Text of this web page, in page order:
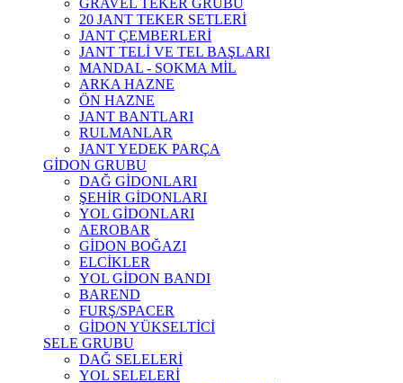
GRAVEL TEKER GRUBU
20 JANT TEKER SETLERİ
JANT ÇEMBERLERİ
JANT TELİ VE TEL BAŞLARI
MANDAL - SOKMA MİL
ARKA HAZNE
ÖN HAZNE
JANT BANTLARI
RULMANLAR
JANT YEDEK PARÇA
GİDON GRUBU
DAĞ GİDONLARI
ŞEHİR GİDONLARI
YOL GİDONLARI
AEROBAR
GİDON BOĞAZI
ELCİKLER
YOL GİDON BANDI
BAREND
FURŞ/SPACER
GİDON YÜKSELTİCİ
SELE GRUBU
DAĞ SELELERİ
YOL SELELERİ